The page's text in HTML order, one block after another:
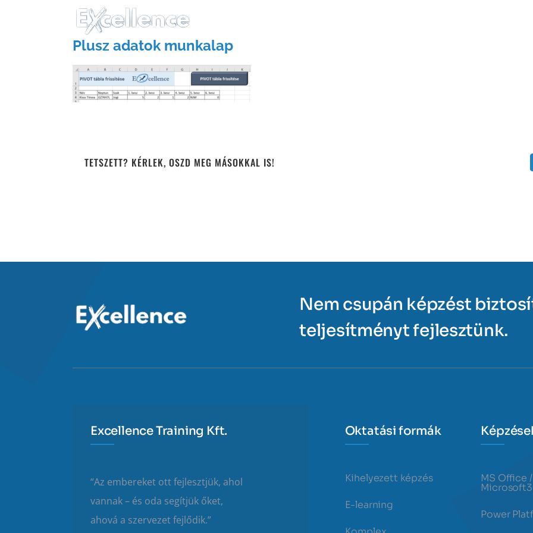
Plusz adatok munkalap
TETSZETT? KÉRLEK, OSZD MEG MÁSOKKAL IS!
Nem csupán képzést
teljesítményt fejlesztünk.
Excellence Training Kft.
“Az embereket ott fejlesztjük, ahol
vannak – és oda segítjük őket,
ahová a szervezet fejlődik.”
Oktatási formák
Kihelyezett képzés
E-learning
MS Office /
Power